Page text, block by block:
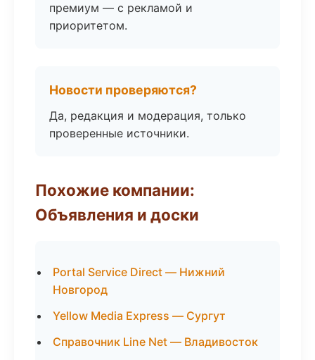
премиум — с рекламой и
приоритетом.
Новости проверяются?
Да, редакция и модерация, только
проверенные источники.
Похожие компании:
Объявления и доски
Portal Service Direct — Нижний
Новгород
Yellow Media Express — Сургут
Справочник Line Net — Владивосток